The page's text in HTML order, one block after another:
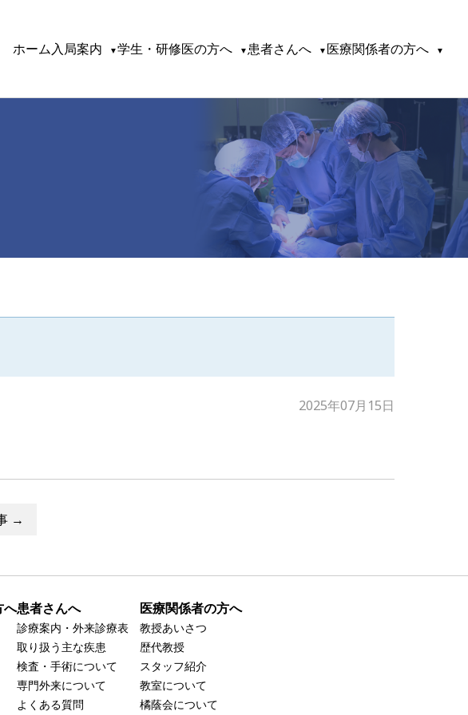
ホーム入局案内 ▼学生・研修医の方へ ▼ 患者さんへ ▼ 医療関係者の方へ ▼
2025年07月15日
→
へ患者さんへ
診療案内・外来診療表
取り扱う主な疾患
検査・手術について
専門外来について
よくある質問
医療関係者の方へ
教授あいさつ
歴代教授
スタッフ紹介
教室について
橘蔭会について